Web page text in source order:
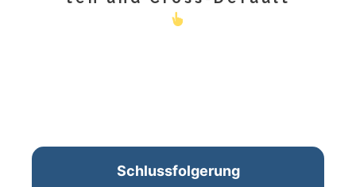
Schlussfolgerung